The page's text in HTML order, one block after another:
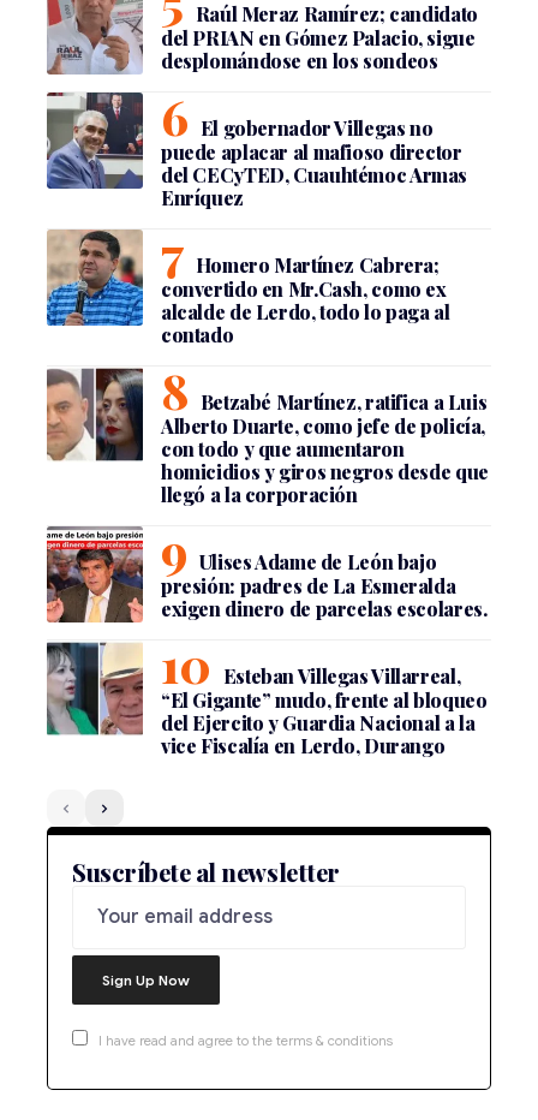
Raúl Meraz Ramírez; candidato
del PRIAN en Gómez Palacio, sigue
desplomándose en los sondeos
El gobernador Villegas no
puede aplacar al mafioso director
del CECyTED, Cuauhtémoc Armas
Enríquez
Homero Martínez Cabrera;
convertido en Mr.Cash, como ex
alcalde de Lerdo, todo lo paga al
contado
Betzabé Martínez, ratifica a Luis
Alberto Duarte, como jefe de policía,
con todo y que aumentaron
homicidios y giros negros desde que
llegó a la corporación
Ulises Adame de León bajo
presión: padres de La Esmeralda
exigen dinero de parcelas escolares.
Esteban Villegas Villarreal,
“El Gigante” mudo, frente al bloqueo
del Ejercito y Guardia Nacional a la
vice Fiscalía en Lerdo, Durango
Suscríbete al newsletter
I have read and agree to the terms & conditions